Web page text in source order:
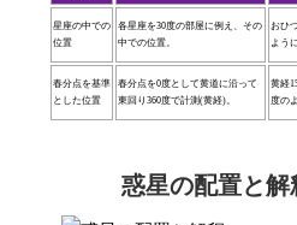
星座の中での
位置
各星座を30度の部屋に例え、その
中での位置。
おひ
よう
春分点を基準
とした位置
春分点を0度として黄道に沿って
東回り360度で計測(黄経)。
黄経
度の
惑星の配置と解